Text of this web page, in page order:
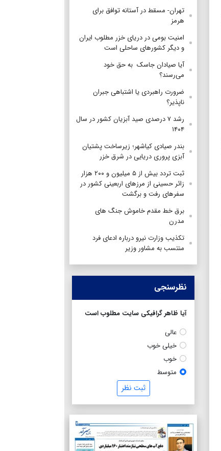
تهران- مسقط در آستانه توافق برای
هرمز
امنیت بومی در دریای خزر مطلوب ایران
و دیگر کشورهای ساحلی است
آیا صیادان جاسک به حق خود
می‌رسند؟
ضرورت راهبردی یا اشتباهی جبران
ناپذیر؟
رشد ۷ درصدی صید آبزیان کشور در سال
۱۴۰۴
بندر صیادی کیاشهر؛ زیرساخت پشتیان
آبزی پروری دریایی در شرق خزر
ثبت تردد بیش از ۵ میلیون و ۲۰۰ هزار
زائر حسینی از مرزهای اربعینی کشور در
سفرهای رفت و برگشت
برق خط مقدم خاموش جنگ های
مدرن
تکذیب وزارت نیرو درباره ادعای فرد
منتسب به مشاور وزیر
نظرسنجی
آیا ظاهر گرافیکی سایت مطلوب است
عالی
خیلی خوب
خوب
متوسط
ثبت نظر